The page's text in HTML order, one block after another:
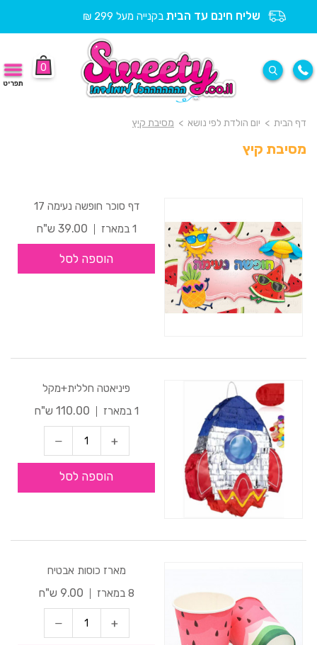
שליח חינם עד הבית בקנייה מעל 299 ₪
0
תפריט
דף הבית > יום הולדת לפי נושא > מסיבת קיץ
מסיבת קיץ
דף סוכר חופשה נעימה 17
1 במארז
39.00 ש"ח
הוספה לסל
פיניאטה חללית+מקל
1 במארז
110.00 ש"ח
הוספה לסל
מארז כוסות אבטיח
8 במארז
9.00 ש"ח